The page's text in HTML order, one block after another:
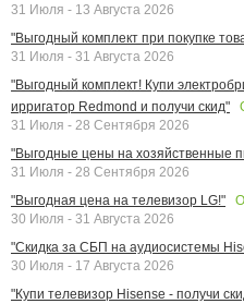
31 Июля - 13 Августа 2026
"Выгодный комплект при покупке
31 Июля - 31 Августа 2026
"Выгодный комплект! Купи
ирригатор Redmond и получи скид"
31 Июля - 28 Сентября 2026
"Выгодные цены на хозяйственные
31 Июля - 28 Сентября 2026
"Выгодная цена на телевизор LG!"
30 Июля - 31 Августа 2026
"Скидка за СБП на аудиосистемы
30 Июля - 17 Августа 2026
"Купи телевизор Hisense - получи